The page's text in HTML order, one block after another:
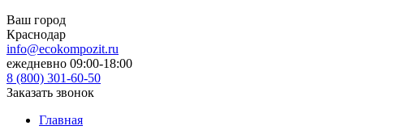
Ваш город
Краснодар
info@ecokompozit.ru
ежедневно 09:00-18:00
8 (800) 301-60-50
Заказать звонок
Главная